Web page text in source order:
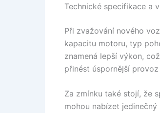
Technické specifikace a
Při zvažování nového
kapacitu motoru, typ
znamená lepší výkon,
přinést úspornější provoz
Za zmínku také stojí, že
mohou nabízet